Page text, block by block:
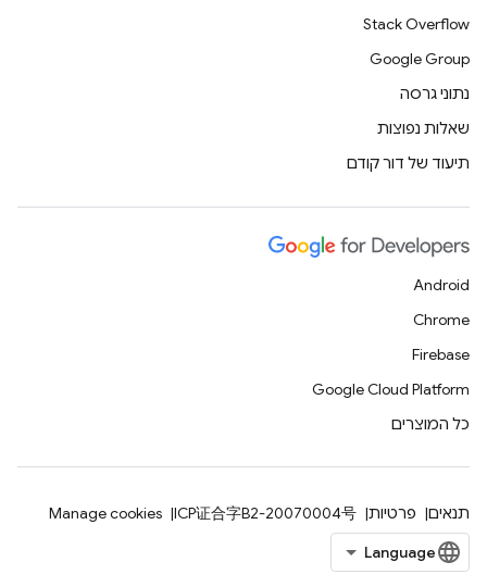
Stack Overflow
Google Group
נתוני גרסה
שאלות נפוצות
תיעוד של דור קודם
Android
Chrome
Firebase
Google Cloud Platform
כל המוצרים
תנאים פרטיות ICP证合字B2-20070004号
Manage cookies